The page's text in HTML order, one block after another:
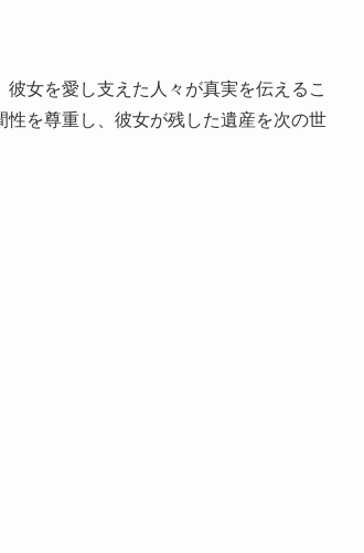
女を愛し支えた人々が真実を伝えるこ
を尊重し、彼女が残した遺産を次の世